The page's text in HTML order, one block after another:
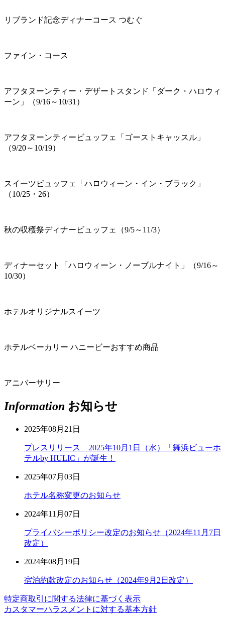
リブランド記念ディナーコース つむぐ
ファイン・コース
アフタヌーンティー・デザートスタンド「ダーク・ハロウィ
ーン」（9/16～10/31）
アフタヌーンティービュッフェ「ゴーストキャッスル」
（9/20～10/19）
スイーツビュッフェ「ハロウィーン・イン・ブラック」
（10/25・26）
秋の収穫祭ディナービュッフェ（9/5～11/3）
ディナーセット「ハロウィーン・ノーブルナイト」（9/16～
10/30）
ホテルオリジナルスイーツ
ホテルベーカリー ハニービーおすすめ商品
アニバーサリー
Information お知らせ
2025年08月21日
プレスリリース 2025年10月1日（水）「舞浜ビューホ
テルby HULIC」が誕生！
2025年07月03日
ホテル名称変更のお知らせ
2024年11月07日
プライバシーポリシー改定のお知らせ（2024年11月7日
改定）
2024年08月19日
宿泊約款改定のお知らせ（2024年9月2日改定）
特定商取引に関する法律に基づく表示
カスタマーハラスメントに対する基本方針